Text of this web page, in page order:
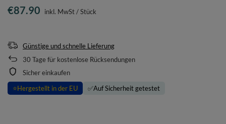
€87.90 inkl. MwSt/Stück
Günstige und schnelle Lieferung
30 Tage für kostenlose Rücksendungen
Sicher einkaufen
⭐Hergestellt in der EU ✅Auf Sicherheit getestet